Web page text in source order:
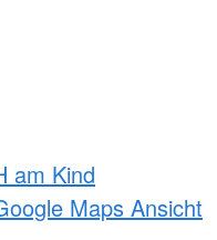
am Kind
Maps Ansicht